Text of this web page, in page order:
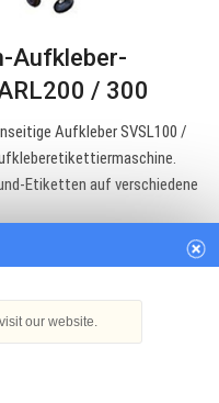
Aufkleber-
/ 300
Aufkleber SVSL100 /
Etiketten auf verschiedene